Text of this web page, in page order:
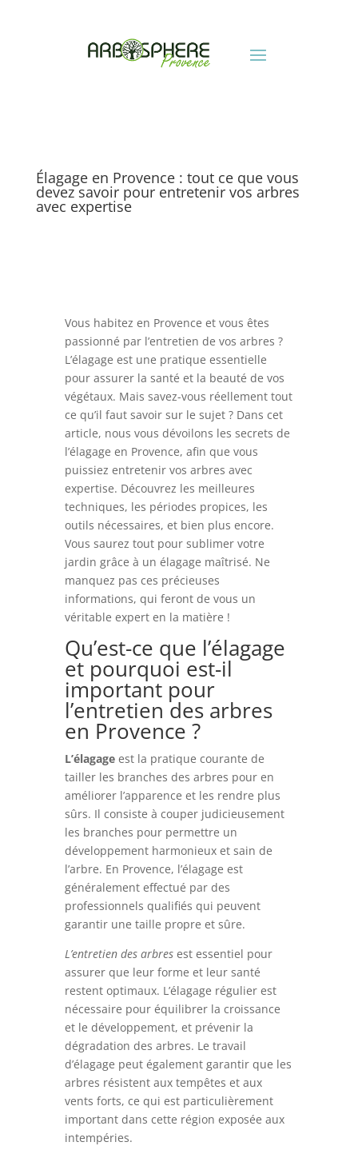
Élagage en Provence : tout ce que vous
devez savoir pour entretenir vos arbres
avec expertise
Vous habitez en Provence et vous êtes
passionné par l’entretien de vos arbres ?
L’élagage est une pratique essentielle
pour assurer la santé et la beauté de vos
végétaux. Mais savez-vous réellement tout
ce qu’il faut savoir sur le sujet ? Dans cet
article, nous vous dévoilons les secrets de
l’élagage en Provence, afin que vous
puissiez entretenir vos arbres avec
expertise. Découvrez les meilleures
techniques, les périodes propices, les
outils nécessaires, et bien plus encore.
Vous saurez tout pour sublimer votre
jardin grâce à un élagage maîtrisé. Ne
manquez pas ces précieuses
informations, qui feront de vous un
véritable expert en la matière !
Qu’est-ce que l’élagage
et pourquoi est-il
important pour
l’entretien des arbres
en Provence ?
L’élagageest la pratique courante de
tailler les branches des arbres pour en
améliorer l’apparence et les rendre plus
sûrs. Il consiste à couper judicieusement
les branches pour permettre un
développement harmonieux et sain de
l’arbre. En Provence, l’élagage est
généralement effectué par des
professionnels qualifiés qui peuvent
garantir une taille propre et sûre.
L’entretien des arbresest essentiel pour
assurer que leur forme et leur santé
restent optimaux. L’élagage régulier est
nécessaire pour équilibrer la croissance
et le développement, et prévenir la
dégradation des arbres. Le travail
d’élagage peut également garantir que les
arbres résistent aux tempêtes et aux
vents forts, ce qui est particulièrement
important dans cette région exposée aux
intempéries.